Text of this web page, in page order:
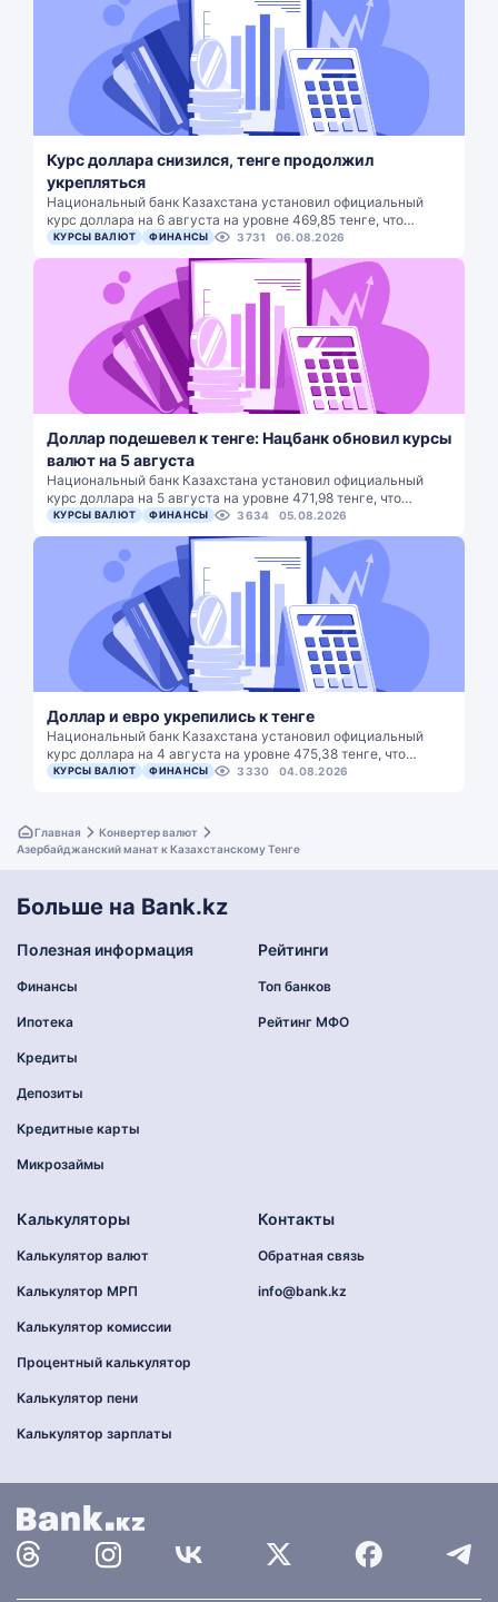
Курс доллара снизился, тенге продолжил
укрепляться
Национальный банк Казахстана установил официальный
курс доллара на 6 августа на уровне 469,85 тенге, что…
КУРСЫ ВАЛЮТ ФИНАНСЫ 3731 06.08.2026
Доллар подешевел к тенге: Нацбанк обновил курсы
валют на 5 августа
Национальный банк Казахстана установил официальный
курс доллара на 5 августа на уровне 471,98 тенге, что…
КУРСЫ ВАЛЮТ ФИНАНСЫ 3634 05.08.2026
Доллар и евро укрепились к тенге
Национальный банк Казахстана установил официальный
курс доллара на 4 августа на уровне 475,38 тенге, что…
КУРСЫ ВАЛЮТ ФИНАНСЫ 3330 04.08.2026
Главная
Конвертер валют
Азербайджанский манат к Казахстанскому Тенге
Больше на Bank.kz
Полезная информация
Финансы
Ипотека
Кредиты
Депозиты
Кредитные карты
Микрозаймы
Рейтинги
Топ банков
Рейтинг МФО
Калькуляторы
Калькулятор валют
Калькулятор МРП
Калькулятор комиссии
Процентный калькулятор
Калькулятор пени
Калькулятор зарплаты
Контакты
Обратная связь
info@bank.kz